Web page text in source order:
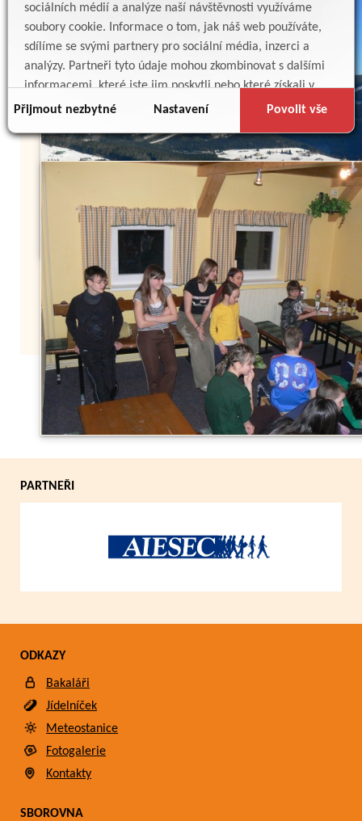
sociálních médií a analýze naší návštěvnosti využíváme
soubory cookie. Informace o tom, jak náš web používáte,
sdílíme se svými partnery pro sociální média, inzerci a
analýzy. Partneři tyto údaje mohou zkombinovat s dalšími
informacemi, které jste jim poskytli nebo které získali v
důsledku toho, že používáte jejich služby.
Přijmout nezbytné Nastavení Povolit vše
Zpět
PARTNEŘI
ODKAZY
Bakaláři
Jídelníček
Meteostanice
Fotogalerie
Kontakty
SBOROVNA